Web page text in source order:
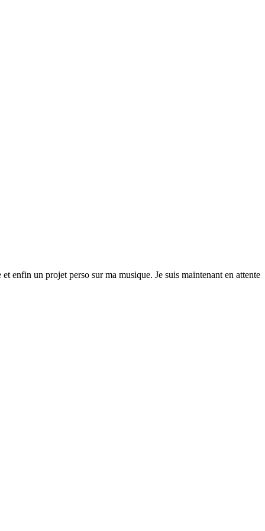
enfin un projet perso sur ma musique. Je suis maintenant en attente